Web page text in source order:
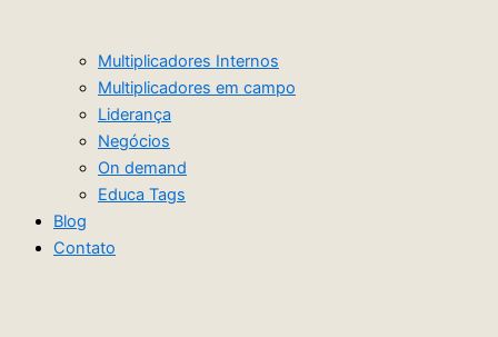
Multiplicadores Internos
Multiplicadores em campo
Liderança
Negócios
On demand
Educa Tags
Blog
Contato